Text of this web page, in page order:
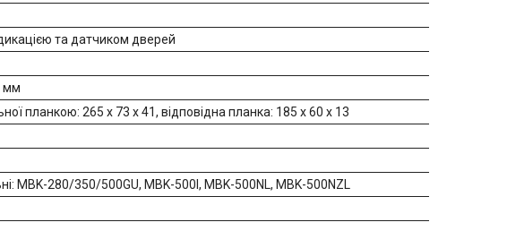
та датчиком дверей
мм
планкою: 265 х 73 х 41, відповідна планка: 185 х 60 х 13
MBK-280/350/500GU, MBK-500I, MBK-500NL, MBK-500NZL